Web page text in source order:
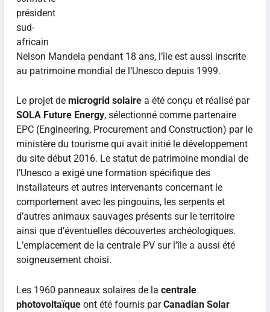
président
sud-
africain
Nelson Mandela pendant 18 ans, l’île est aussi inscrite
au patrimoine mondial de l’Unesco depuis 1999.
Le projet de microgrid solairea été conçu et réalisé par
SOLA Future Energy, sélectionné comme partenaire
EPC (Engineering, Procurement and Construction) par le
ministère du tourisme qui avait initié le développement
du site début 2016. Le statut de patrimoine mondial de
l’Unesco a exigé une formation spécifique des
installateurs et autres intervenants concernant le
comportement avec les pingouins, les serpents et
d’autres animaux sauvages présents sur le territoire
ainsi que d’éventuelles découvertes archéologiques.
L’emplacement de la centrale PV sur l’île a aussi été
soigneusement choisi.
Les 1960 panneaux solaires de la centrale
photovoltaïqueont été fournis parCanadian Solar